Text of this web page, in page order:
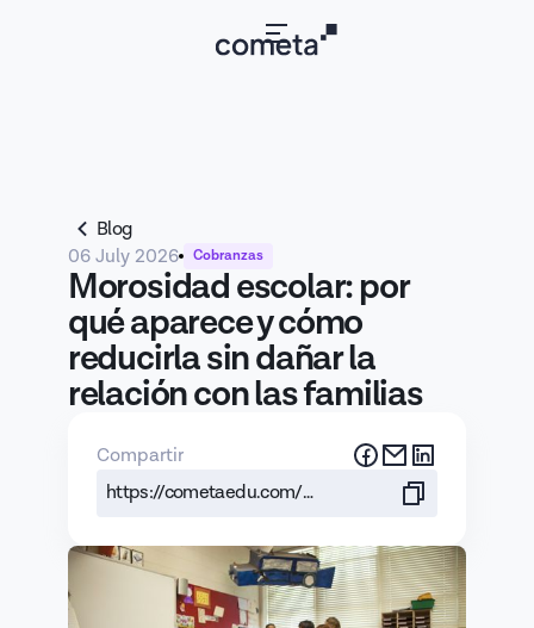
Blog
06 July 2026
Cobranzas
Morosidad escolar: por
qué aparece y cómo
reducirla sin dañar la
relación con las familias
Compartir
https://cometaedu.com/blog/morosidad-escolar-por-que-aparece-y-como-reducirla-sin-danar-la-relacion-con-las-familias